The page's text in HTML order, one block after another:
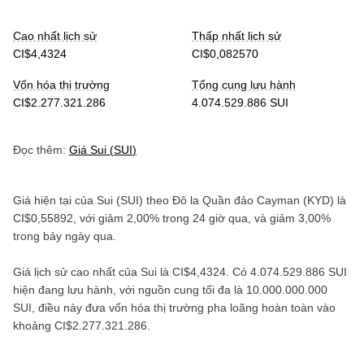
Cao nhất lịch sử
CI$4,4324
Thấp nhất lịch sử
CI$0,082570
Vốn hóa thị trường
CI$2.277.321.286
Tổng cung lưu hành
4.074.529.886 SUI
Đọc thêm: Giá Sui (SUI)
Giá hiện tại của Sui (SUI) theo Đô la Quần đảo Cayman (KYD) là
CI$0,55892 , với giảm 2,00% trong 24 giờ qua, và giảm 3,00%
trong bảy ngày qua.
Giá lịch sử cao nhất của Sui là CI$4,4324 . Có 4.074.529.886 SUI
hiện đang lưu hành, với nguồn cung tối đa là 10.000.000.000
SUI , điều này đưa vốn hóa thị trường pha loãng hoàn toàn vào
khoảng CI$2.277.321.286